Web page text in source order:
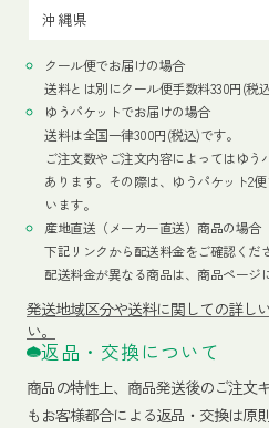
沖縄県
クール便でお届けの場合
送料とは別にクール便手数料330円(税
ゆうパケットでお届けの場合
送料は全国一律300円(税込)です。
ご注文数やご注文内容によってはゆ
あります。その際は、ゆうパケット2
います。
産地直送（メーカー直送）商品の場合
下記リンクから配送料金をご確認くだ
配送料金が異なる商品は、商品ページ
発送地域区分や送料に関しての詳し
い。
返品・交換について
商品の特性上、商品発送後のご注文
もお客様都合による返品・交換は原